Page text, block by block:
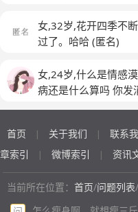
了，要一辈子的哦。
就是要好的饮食习惯
(匿名)
米六，体重只有69斤
我真的每天都要吃好
女,32岁,花开四季不
过了。哈哈 (匿名)
女,24岁,什么是情感
病还是什么算吗 你发
首页 | 关于我们 | 联系
章索引
| 微博索引 | 资讯
当前所在位置： 首页/问题列表/